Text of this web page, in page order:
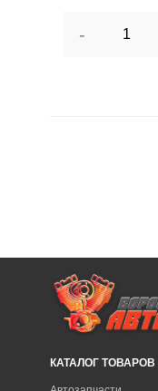
-
КАТАЛОГ ТОВАРОВ